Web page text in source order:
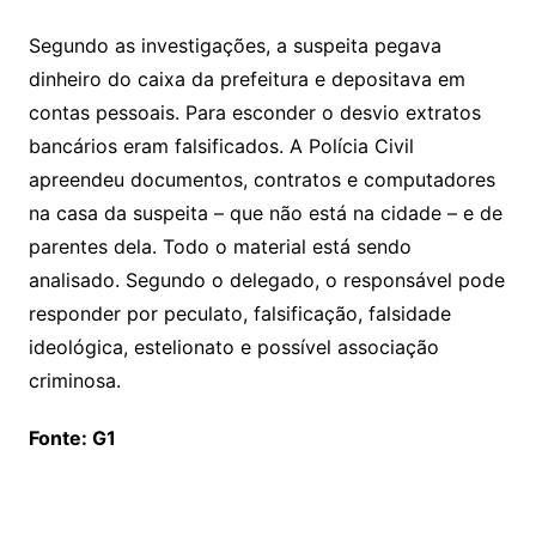
Segundo as investigações, a suspeita pegava
dinheiro do caixa da prefeitura e depositava em
contas pessoais. Para esconder o desvio extratos
bancários eram falsificados. A Polícia Civil
apreendeu documentos, contratos e computadores
na casa da suspeita – que não está na cidade – e de
parentes dela. Todo o material está sendo
analisado. Segundo o delegado, o responsável pode
responder por peculato, falsificação, falsidade
ideológica, estelionato e possível associação
criminosa.
Fonte: G1